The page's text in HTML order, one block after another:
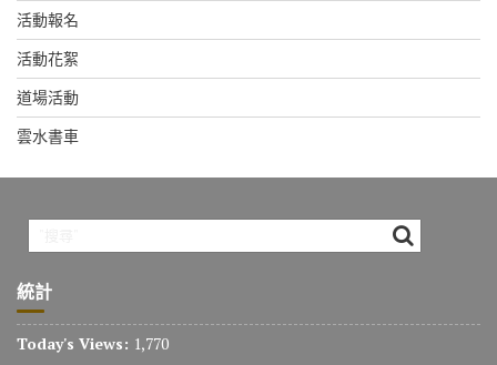
活動報名
活動花絮
道場活動
雲水書車
統計
Today's Views: 1,770